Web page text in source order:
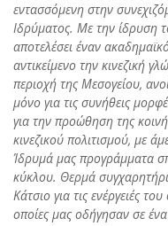
εντασσόμενη στην
Ιδρύματος. Με την ίδρυση
αποτελέσει έναν
αντικείμενο την κινεζική
περιοχή της Μεσογείου,
μόνο για τις συνήθεις
για την προώθηση της
κινεζικού πολιτισμού, με
Ίδρυμά μας προγράμματα
κύκλου. Θερμά
Κάτσιο για τις ενέργειές
οποίες μας οδήγησαν σε